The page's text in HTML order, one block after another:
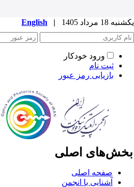
18 مرداد 1405 |
English
ورود خودکار
ثبت نام
بازیابی رمز عبور
اصلی
صفحه اصلی
آشنایی با انجمن